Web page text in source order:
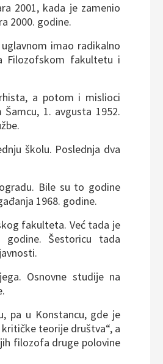
2001, kada je zamenio
2000. godine.
imao radikalno
Filozofskom fakultetu i
a potom i mislioci
1. avgusta 1952.
školu. Poslednja dva
Bile su to godine
1968. godine.
fakulteta. Već tada je
Šestoricu tada
Osnovne studije na
pa u Konstancu, gde je
teorije društva“, a
filozofa druge polovine